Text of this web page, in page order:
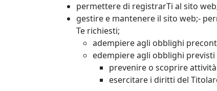
permettere di registrarTi al sito
gestire e mantenere il sito web;-
Te richiesti;
adempiere agli obblighi
edempiere agli obblighi
prevenire o scoprire
esercitare i diritti del